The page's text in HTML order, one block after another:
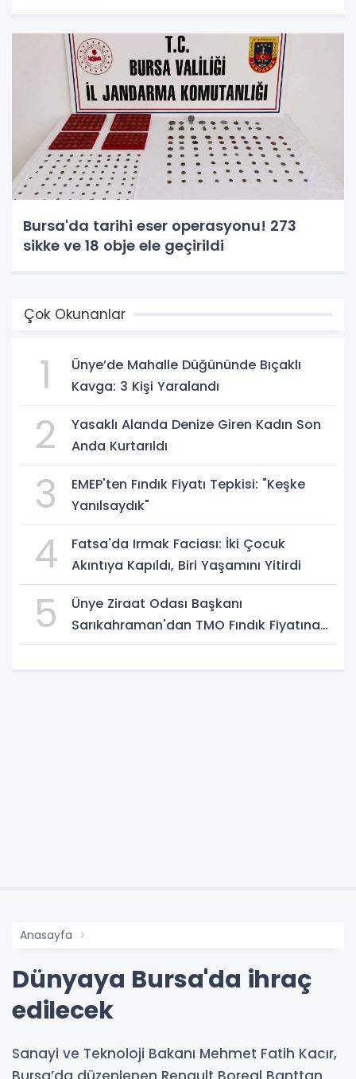
Bursa'da tarihi eser operasyonu! 273
sikke ve 18 obje ele geçirildi
Çok Okunanlar
1
Ünye’de Mahalle Düğününde Bıçaklı
Kavga: 3 Kişi Yaralandı
2
Yasaklı Alanda Denize Giren Kadın Son
Anda Kurtarıldı
3
EMEP'ten Fındık Fiyatı Tepkisi: "Keşke
Yanılsaydık"
4
Fatsa'da Irmak Faciası: İki Çocuk
Akıntıya Kapıldı, Biri Yaşamını Yitirdi
5
Ünye Ziraat Odası Başkanı
Sarıkahraman'dan TMO Fındık Fiyatına
Anasayfa
Dünyaya Bursa'da ihraç
edilecek
Sanayi ve Teknoloji Bakanı Mehmet Fatih Kacır,